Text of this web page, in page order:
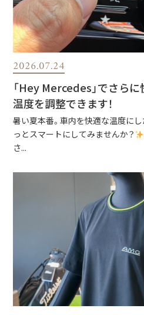
2026.07.24
「Hey Mercedes」でさら
温度を調整できます！
暑い夏本番。車内を快適な温度に
っとスマートにしてみませんか？
さ...